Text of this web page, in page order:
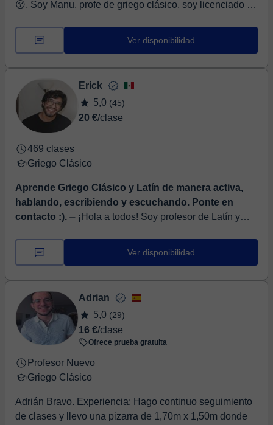
😚, Soy Manu, profe de griego clásico, soy licenciado en
varios años de experiencia da...
Ver disponibilidad
Erick
5,0 (45)
20 €/clase
469 clases
Griego Clásico
Aprende Griego Clásico y Latín de manera activa,
hablando, escribiendo y escuchando. Ponte en
contacto :). ⏤ ¡Hola a todos! Soy profesor de Latín y
por la Universidad Nacional Autónoma de México y de
Ver disponibilidad
Adrian
5,0 (29)
16 €/clase
Ofrece prueba gratuita
Profesor Nuevo
Griego Clásico
Adrián Bravo. Experiencia: Hago continuo seguimiento
de clases y llevo una pizarra de 1,70m x 1,50m donde